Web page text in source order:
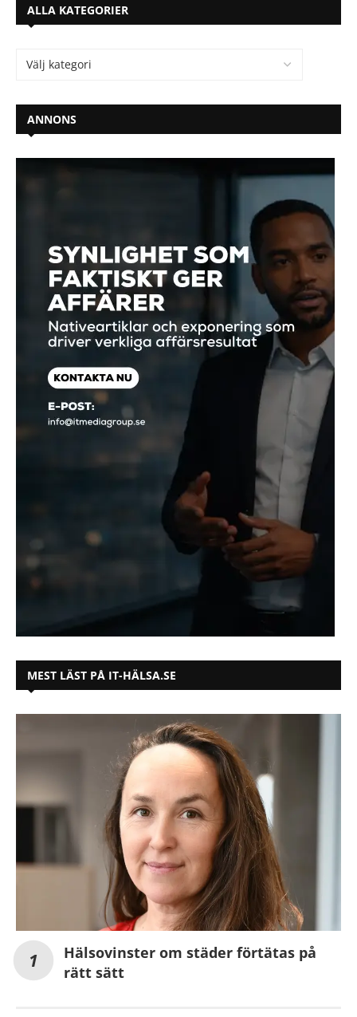
ALLA KATEGORIER
ANNONS
MEST LÄST PÅ IT-HÄLSA.SE
Hälsovinster om städer förtätas på
rätt sätt